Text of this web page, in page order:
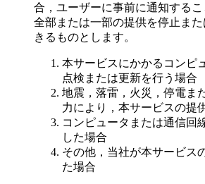
合，ユーザーに事前に通知する
全部または一部の提供を停止ま
きるものとします。
本サービスにかかるコンピ
点検または更新を行う場合
地震，落雷，火災，停電ま
力により，本サービスの提
コンピュータまたは通信回
した場合
その他，当社が本サービス
た場合